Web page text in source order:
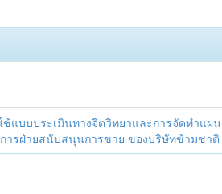
แบบประเมินทางจิตวิทยาและการจัดทำแผน
รฝ่ายสนับสนุนการขาย ของบริษัทข้ามชาติ